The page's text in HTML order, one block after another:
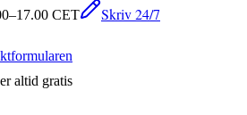
CET Skriv 24/7
altid gratis